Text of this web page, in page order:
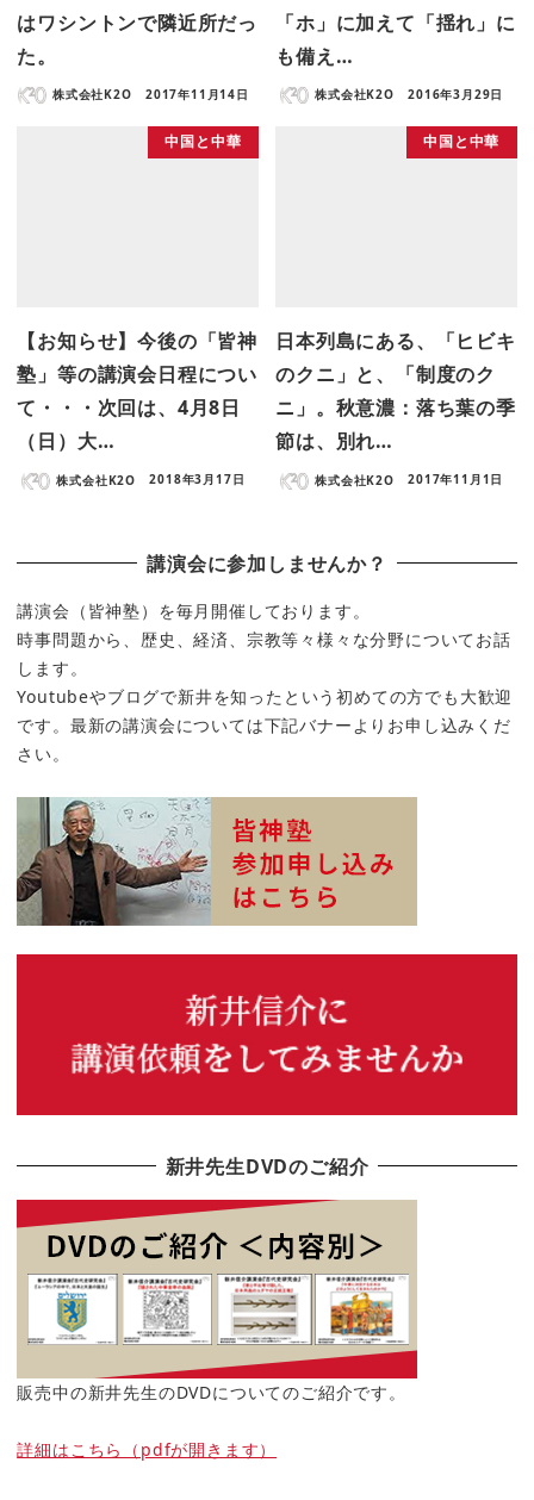
はワシントンで隣近所だっ
た。
株式会社K2O 2017年11月14日
「ホ」に加えて「揺れ」に
も備え…
株式会社K2O 2016年3月29日
中国と中華
【お知らせ】今後の「皆神
塾」等の講演会日程につい
て・・・次回は、4月8日
（日）大…
株式会社K2O 2018年3月17日
中国と中華
日本列島にある、「ヒビキ
のクニ」と、「制度のク
ニ」。秋意濃：落ち葉の季
節は、別れ…
株式会社K2O 2017年11月1日
講演会に参加しませんか？
講演会（皆神塾）を毎月開催しております。
時事問題から、歴史、経済、宗教等々様々な分野についてお話
します。
Youtubeやブログで新井を知ったという初めての方でも大歓迎
です。最新の講演会については下記バナーよりお申し込みくだ
さい。
新井先生DVDのご紹介
販売中の新井先生のDVDについてのご紹介です。
詳細はこちら（pdfが開きます）